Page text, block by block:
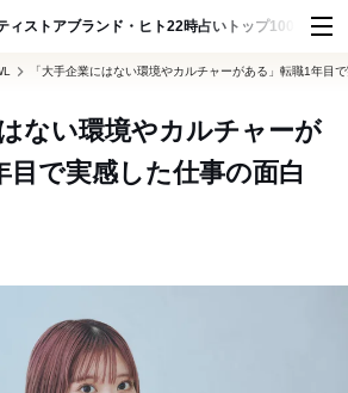
ィ ストアブランド・ヒト22時占い トップ100 スナッ
「大手企業にはない環境やカルチャーがある」転職1年目
はない環境やカルチャーが
目で実感した仕事の面白